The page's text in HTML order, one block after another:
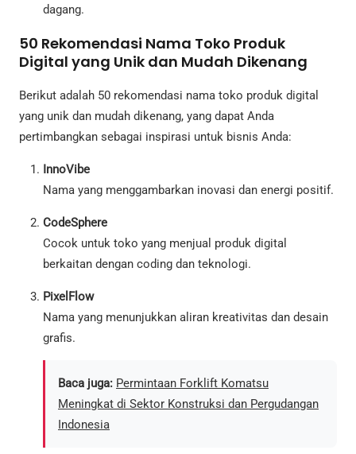
dagang.
50 Rekomendasi Nama Toko Produk
Digital yang Unik dan Mudah Dikenang
Berikut adalah 50 rekomendasi nama toko produk digital
yang unik dan mudah dikenang, yang dapat Anda
pertimbangkan sebagai inspirasi untuk bisnis Anda:
InnoVibe
Nama yang menggambarkan inovasi dan energi positif.
CodeSphere
Cocok untuk toko yang menjual produk digital
berkaitan dengan coding dan teknologi.
PixelFlow
Nama yang menunjukkan aliran kreativitas dan desain
grafis.
Baca juga: Permintaan Forklift Komatsu
Meningkat di Sektor Konstruksi dan Pergudangan
Indonesia